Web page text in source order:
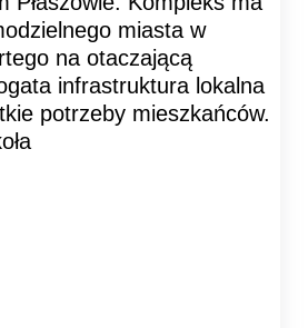
miasta w
na otaczającą
infrastruktura lokalna
potrzeby mieszkańców.